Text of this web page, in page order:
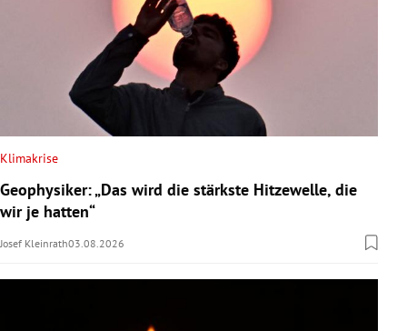
Untermenü
Untermenü
Klimakrise
Geophysiker: „Das wird die stärkste Hitzewelle, die
wir je hatten“
Josef Kleinrath03.08.2026